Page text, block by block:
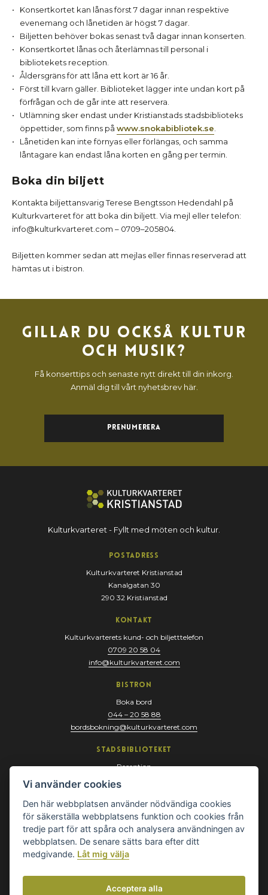
Konsertkortet kan lånas först 7 dagar innan respektive
evenemang och lånetiden är högst 7 dagar.
Biljetten behöver bokas senast två dagar innan konserten.
Konsertkortet lånas och återlämnas till personal i
bibliotekets reception.
Åldersgräns för att låna ett kort är 16 år.
Först till kvarn gäller. Biblioteket lägger inte undan kort på
förfrågan och de går inte att reservera.
Utlämning sker endast under Kristianstads stadsbiblioteks
öppettider, som finns på www.snokabibliotek.se.
Lånetiden kan inte förnyas eller förlängas, och samma
låntagare kan endast låna korten en gång per termin.
Boka din biljett
Kontakta biljettansvarig Terese Bengtsson Hedendahl på
Kulturkvarteret för att boka din biljett. Via mejl eller telefon:
info@kulturkvarteret.com – 0709–205804.
Biljetten kommer sedan att mejlas eller finnas reserverad att
hämtas ut i bistron.
Gillar du också kultur
och musik?
Få konserttips och senaste nytt direkt till din inkorg.
Anmäl dig till vårt nyhetsbrev här.
Prenumerera
Kulturkvarteret - Fyllt med möten och kultur.
Postadress
Kulturkvarteret Kristianstad
Kanalgatan 30
290 32 Kristianstad
Kontakt
Kulturkvarterets kund- och biljetttelefon
0709 20 58 04
info@kulturkvarteret.com
Bistron
Boka bord
044 – 20 58 88
bordsbokning@kulturkvarteret.com
Stadsbiblioteket
Reception
044 – 13 67 10
Vi använder cookies
Den här webbplatsen använder nödvändiga cookies
för säkerställa webbplatsens funktion och cookies från
tredje part för att spåra och analysera användningen av
webbplatsen. De senare sätts bara efter ditt
medgivande. Låt mig välja
Acceptera alla